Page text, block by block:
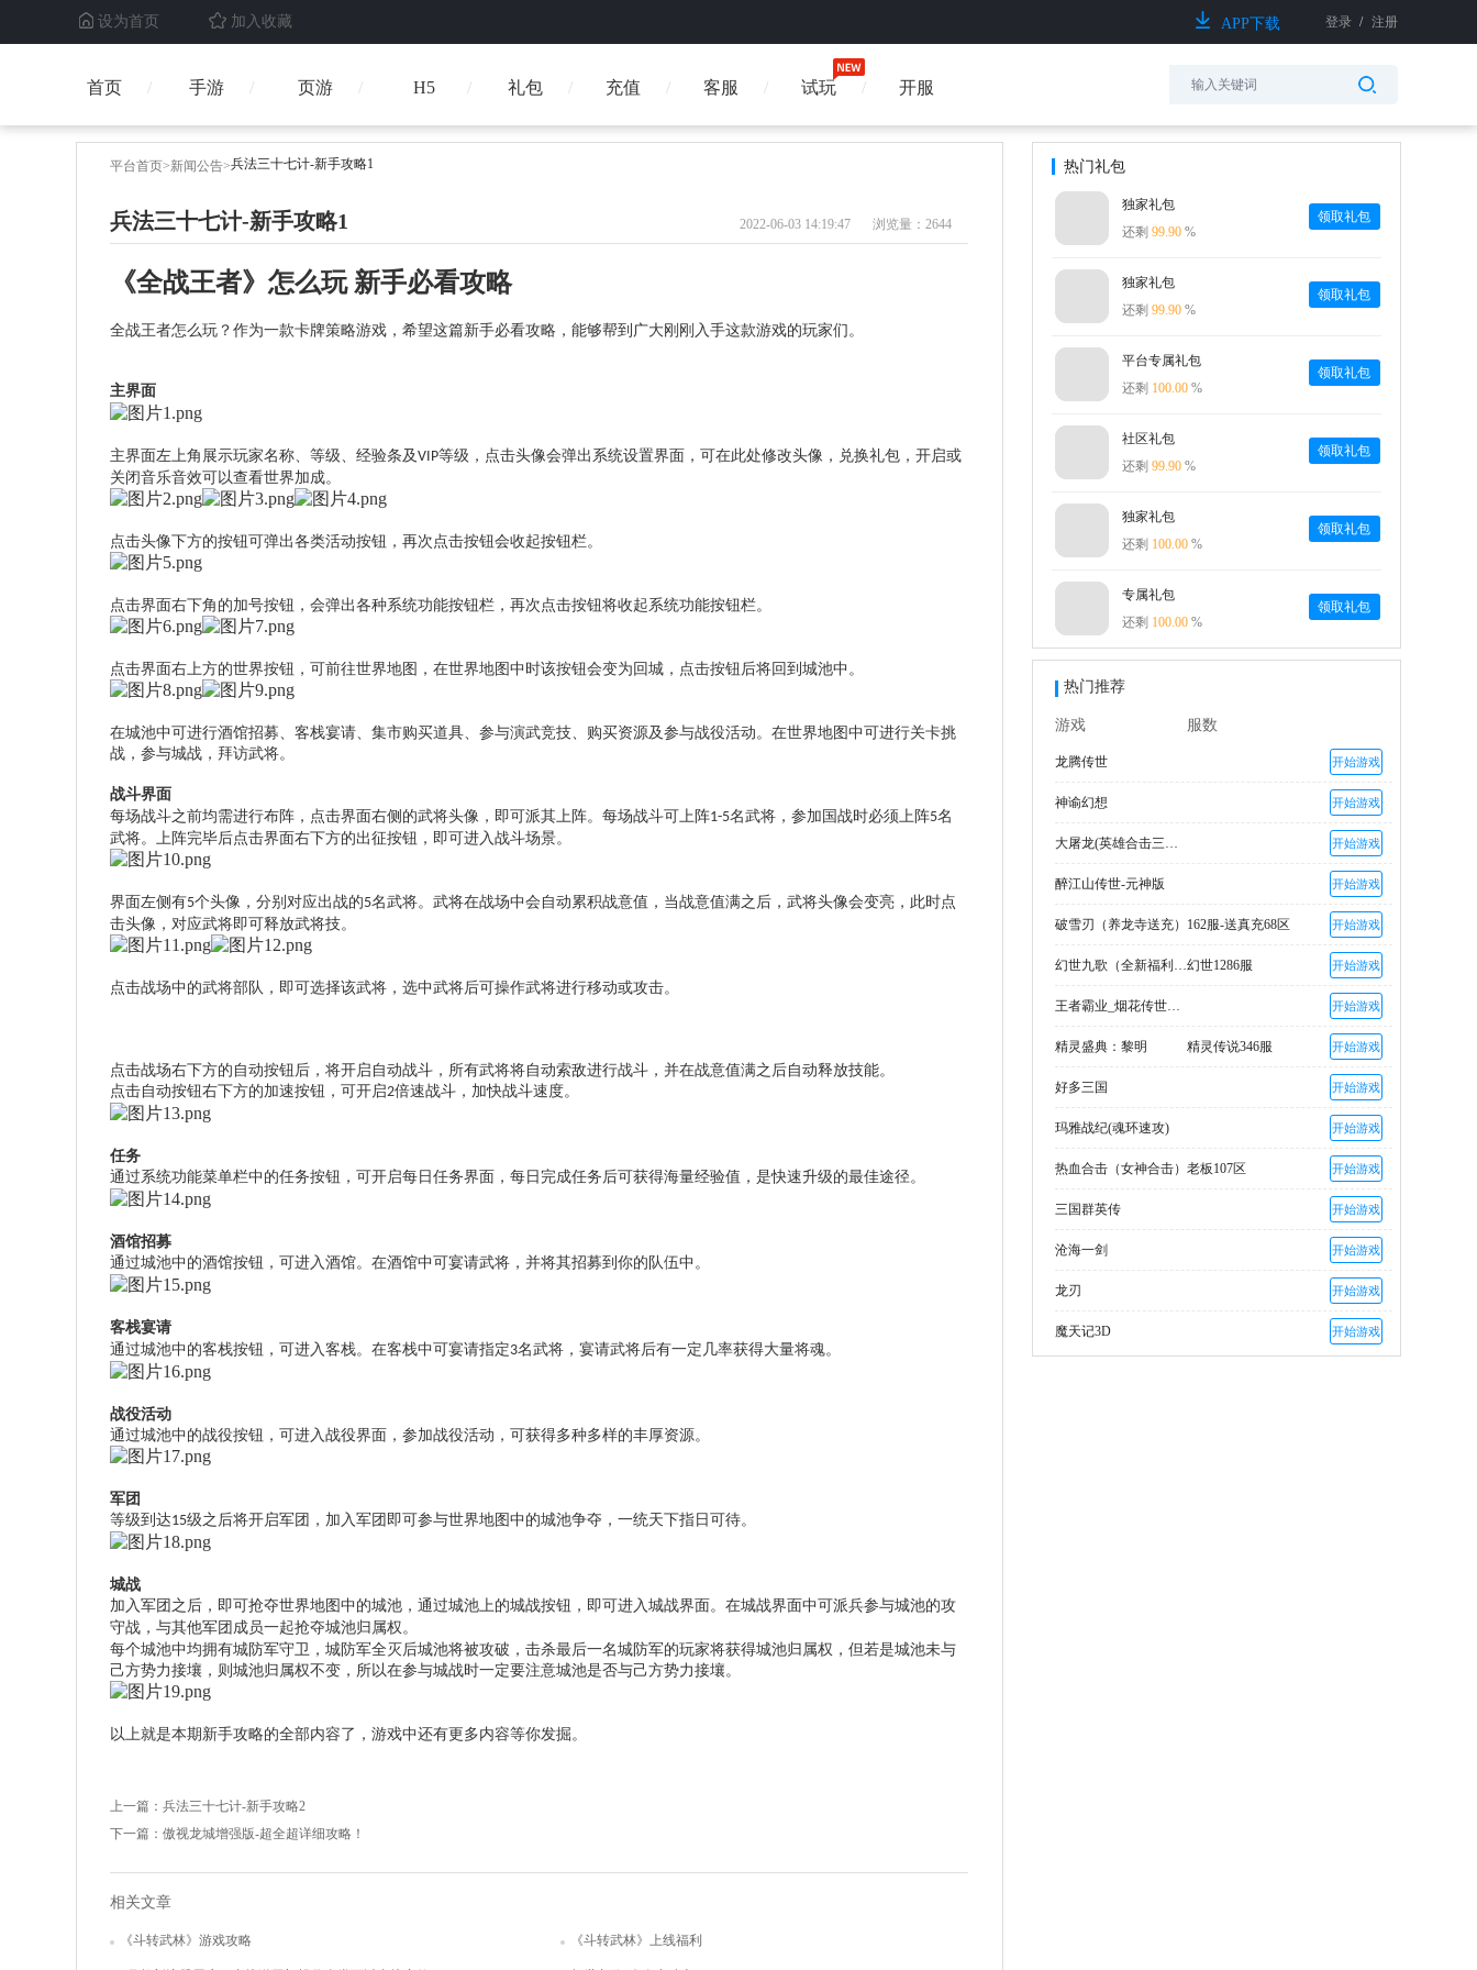
设为首页 加入收藏 APP下载 登录 / 注册
首页 手游 H5
页游 礼包 充值 客服 试玩 开服
平台首页>新闻公告>兵法三十七计-新手攻略1
兵法三十七计-新手攻略1 2022-06-03 14:19:47 浏览量：2644
《全战王者》怎么玩 新手必看攻略
全战王者怎么玩？作为一款卡牌策略游戏，希望这篇新手必看攻略，能够帮到广大刚刚入手这款游戏的玩家们。
主界面
主界面左上角展示玩家名称、等级、经验条及VIP等级，点击头像会弹出系统设置界面，可在此处修改头像，兑换礼包，开启或
关闭音乐音效可以查看世界加成。
点击头像下方的按钮可弹出各类活动按钮，再次点击按钮会收起按钮栏。
点击界面右下角的加号按钮，会弹出各种系统功能按钮栏，再次点击按钮将收起系统功能按钮栏。
点击界面右上方的世界按钮，可前往世界地图，在世界地图中时该按钮会变为回城，点击按钮后将回到城池中。
在城池中可进行酒馆招募、客栈宴请、集市购买道具、参与演武竞技、购买资源及参与战役活动。在世界地图中可进行关卡挑
战，参与城战，拜访武将。
战斗界面
每场战斗之前均需进行布阵，点击界面右侧的武将头像，即可派其上阵。每场战斗可上阵1-5名武将，参加国战时必须上阵5名
武将。上阵完毕后点击界面右下方的出征按钮，即可进入战斗场景。
界面左侧有5个头像，分别对应出战的5名武将。武将在战场中会自动累积战意值，当战意值满之后，武将头像会变亮，此时点
击头像，对应武将即可释放武将技。
点击战场中的武将部队，即可选择该武将，选中武将后可操作武将进行移动或攻击。
点击战场右下方的自动按钮后，将开启自动战斗，所有武将将自动索敌进行战斗，并在战意值满之后自动释放技能。
点击自动按钮右下方的加速按钮，可开启2倍速战斗，加快战斗速度。
任务
通过系统功能菜单栏中的任务按钮，可开启每日任务界面，每日完成任务后可获得海量经验值，是快速升级的最佳途径。
酒馆招募
通过城池中的酒馆按钮，可进入酒馆。在酒馆中可宴请武将，并将其招募到你的队伍中。
客栈宴请
通过城池中的客栈按钮，可进入客栈。在客栈中可宴请指定3名武将，宴请武将后有一定几率获得大量将魂。
战役活动
通过城池中的战役按钮，可进入战役界面，参加战役活动，可获得多种多样的丰厚资源。
军团
等级到达15级之后将开启军团，加入军团即可参与世界地图中的城池争夺，一统天下指日可待。
城战
加入军团之后，即可抢夺世界地图中的城池，通过城池上的城战按钮，即可进入城战界面。在城战界面中可派兵参与城池的攻
守战，与其他军团成员一起抢夺城池归属权。
每个城池中均拥有城防军守卫，城防军全灭后城池将被攻破，击杀最后一名城防军的玩家将获得城池归属权，但若是城池未与
己方势力接壤，则城池归属权不变，所以在参与城战时一定要注意城池是否与己方势力接壤。
以上就是本期新手攻略的全部内容了，游戏中还有更多内容等你发掘。
上一篇： 兵法三十七计-新手攻略2
下一篇： 傲视龙城增强版-超全超详细攻略！
相关文章
《斗转武林》游戏攻略 《斗转武林》上线福利
热门礼包
独家礼包
还剩 99.90 %
领取礼包
独家礼包
还剩 99.90 %
领取礼包
平台专属礼包
还剩 100.00 %
领取礼包
社区礼包
还剩 99.90 %
领取礼包
独家礼包
还剩 100.00 %
领取礼包
专属礼包
还剩 100.00 %
领取礼包
热门推荐
游戏 服数
龙腾传世 开始游戏
神谕幻想 开始游戏
大屠龙(英雄合击三职业) 开始游戏
醉江山传世-元神版 开始游戏
破雪刃（养龙寺送充） 162服-送真充68区 开始游戏
幻世九歌（全新福利高返版）幻世1286服 开始游戏
王者霸业_烟花传世爽爆充 开始游戏
精灵盛典：黎明 精灵传说346服 开始游戏
好多三国 开始游戏
玛雅战纪(魂环速攻) 开始游戏
热血合击（女神合击） 老板107区 开始游戏
三国群英传 开始游戏
沧海一剑 开始游戏
龙刃 开始游戏
魔天记3D 开始游戏